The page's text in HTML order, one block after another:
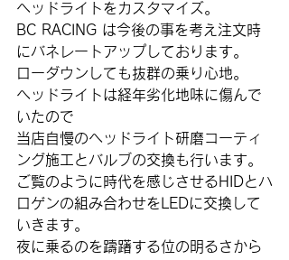
ヘッドライトをカスタマイズ。
BC RACING は今後の事を考え注文時
にバネレートアップしております。
ローダウンしても抜群の乗り心地。
ヘッドライトは経年劣化地味に傷んで
いたので
当店自慢のヘッドライト研磨コーティ
ング施工とバルブの交換も行います。
ご覧のように時代を感じさせるHIDとハ
ロゲンの組み合わせをLEDに交換して
いきます。
夜に乗るのを躊躇する位の明るさから